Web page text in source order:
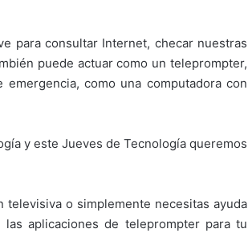
para consultar Internet, checar nuestras
puede actuar como un teleprompter,
como una computadora con
y este Jueves de Tecnología queremos
o simplemente necesitas ayuda
aplicaciones de teleprompter para tu